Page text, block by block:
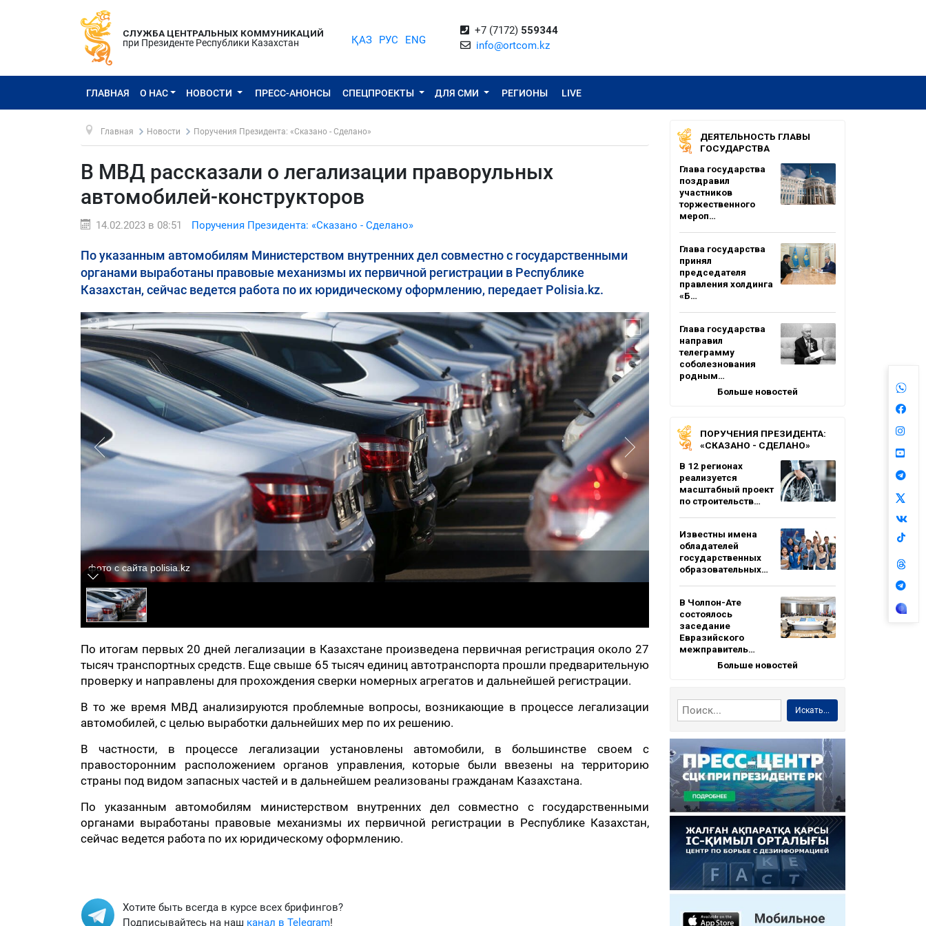
СЛУЖБА ЦЕНТРАЛЬНЫХ КОММУНИКАЦИЙ
при Президенте Республики Казахстан
ҚАЗ РУС ENG
+7 (7172) 559344
info@ortcom.kz
ГЛАВНАЯ О НАС НОВОСТИ ПРЕСС-АНОНСЫ СПЕЦПРОЕКТЫ ДЛЯ СМИ РЕГИОНЫ LIVE
Главная Новости Поручения Президента: «Сказано - Сделано»
В МВД рассказали о легализации праворульных
автомобилей-конструкторов
14.02.2023 в 08:51 Поручения Президента: «Сказано - Сделано»
По указанным автомобилям Министерством внутренних дел совместно с государственными
органами выработаны правовые механизмы их первичной регистрации в Республике
Казахстан, сейчас ведется работа по их юридическому оформлению, передает Polisia.kz.
фото с сайта polisia.kz
По итогам первых 20 дней легализации в Казахстане произведена первичная регистрация около 27
тысяч транспортных средств. Еще свыше 65 тысяч единиц автотранспорта прошли предварительную
проверку и направлены для прохождения сверки номерных агрегатов и дальнейшей регистрации.
В то же время МВД анализируются проблемные вопросы, возникающие в процессе легализации
автомобилей, с целью выработки дальнейших мер по их решению.
В частности, в процессе легализации установлены автомобили, в большинстве своем с
правосторонним расположением органов управления, которые были ввезены на территорию
страны под видом запасных частей и в дальнейшем реализованы гражданам Казахстана.
По указанным автомобилям министерством внутренних дел совместно с государственными
органами выработаны правовые механизмы их первичной регистрации в Республике Казахстан,
сейчас ведется работа по их юридическому оформлению.
Хотите быть всегда в курсе всех брифингов?
Подписывайтесь на наш канал в Telegram!
ДЕЯТЕЛЬНОСТЬ ГЛАВЫ
ГОСУДАРСТВА
Глава государства
поздравил
участников
торжественного
мероп…
Глава государства
принял
председателя
правления холдинга
«Б…
Глава государства
направил
телеграмму
соболезнования
родным…
Больше новостей
ПОРУЧЕНИЯ ПРЕЗИДЕНТА:
«СКАЗАНО - СДЕЛАНО»
В 12 регионах
реализуется
масштабный проект
по строительств…
Известны имена
обладателей
государственных
образовательных…
В Чолпон-Ате
состоялось
заседание
Евразийского
межправитель…
Больше новостей
Искать...